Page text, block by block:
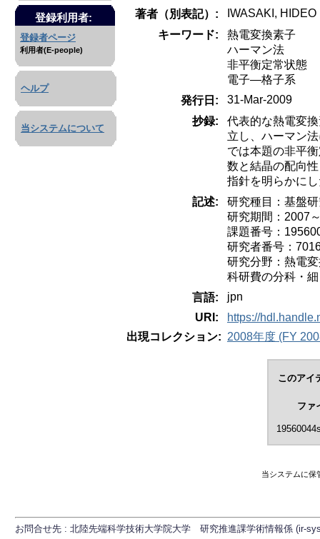
登録利用者:
登録者ページ
利用者(E-people)
ヘルプ
当システムについて
著者（別表記）:
IWASAKI, HIDEO
キーワード:
熱電変換素子
ハーマン法
非平衡定常状態
電子―格子系
発行日:
31-Mar-2009
抄録:
代表的な熱電変
立し、ハーマン
では本題の非平
数と結晶の配向
指針を明らかに
記述:
研究種目：基盤
研究期間：2007
課題番号：
研究者番号：
研究分野：熱電
科研費の分科・
言語:
jpn
URI:
https://
出現コレクション: 2008年度 (FY
このアイ
ファ
当システムに保
お問合せ先 : 北陸先端科学技術大学院大学 研究推進課学術情報係 (ir-